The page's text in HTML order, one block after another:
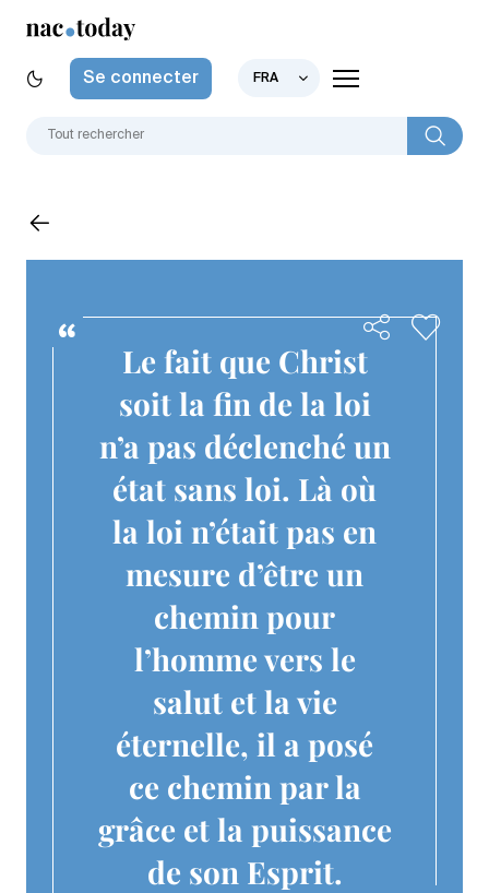
Se connecter FRA
‌‌Le fait que Christ
soit la fin de la loi
n’a pas déclenché un
état sans loi. Là où
la loi n’était pas en
mesure d’être un
chemin pour
l’homme vers le
salut et la vie
éternelle, il a posé
ce chemin par la
grâce et la puissance
de son Esprit.